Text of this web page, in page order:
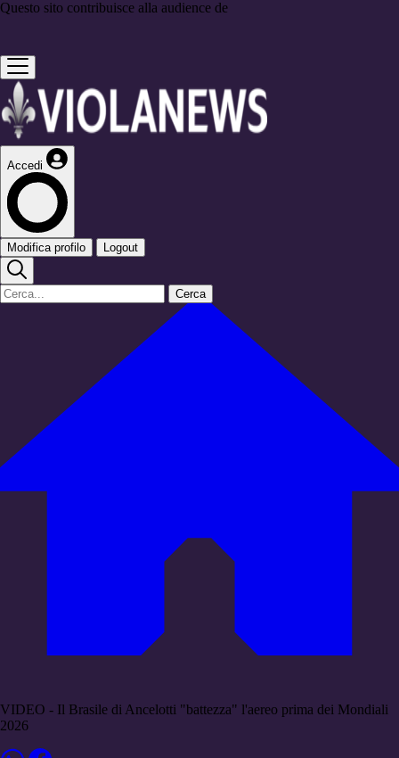
Questo sito contribuisce alla audience de
Accedi
Modifica profilo Logout
Cerca
VIDEO - Il Brasile di Ancelotti "battezza" l'aereo prima dei Mondiali
2026